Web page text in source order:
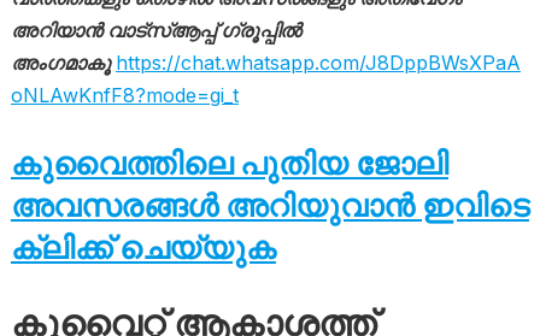
അറിയാൻ വാട്സ്ആപ്പ് ഗ്രൂപ്പിൽ
അംഗമാകൂ https://chat.whatsapp.com/J8DppBWsXPaA
oNLAwKnfF8?mode=gi_t
കുവൈത്തിലെ പുതിയ ജോലി
അവസരങ്ങൾ അറിയുവാൻ ഇവിടെ
ക്ലിക്ക് ചെയ്യുക
കുവൈറ്റ് ആകാശത്ത്